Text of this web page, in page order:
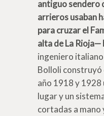
antiguo sendero
arrieros usaban
para cruzar el
alta de La Rioja—
ingeniero
Bolloli construyó
año 1918 y
lugar y un
cortadas a mano